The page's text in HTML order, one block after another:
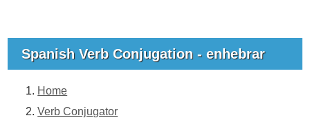
Spanish Verb Conjugation - enhebrar
Home
Verb Conjugator